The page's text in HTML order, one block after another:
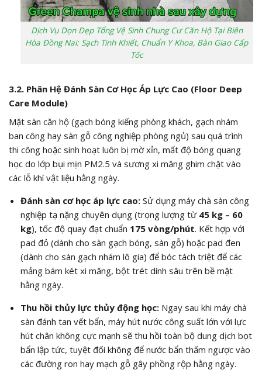
Dịch Vụ Dọn Dẹp Tổng Vệ Sinh Chung Cư Căn Hộ Tại Biên
Hòa Đồng Nai: Sạch Tinh Khiết, Chuẩn Y Khoa, Bàn Giao Cấp
Tốc
3.2. Phân Hệ Đánh Sàn Cơ Học Áp Lực Cao (Floor Deep
Care Module)
Mặt sàn căn hộ (gạch bóng kiếng phòng khách, gạch nhám
ban công hay sàn gỗ công nghiệp phòng ngủ) sau quá trình
thi công hoặc sinh hoạt luôn bị mờ xỉn, mất độ bóng quang
học do lớp bụi mịn PM2.5 và sương xi măng ghim chặt vào
các lỗ khí vật liệu hằng ngày.
Đánh sàn cơ học áp lực cao:Sử dụng máy chà sàn công
nghiệp tạ nặng chuyên dụng (trọng lượng từ 45 kg – 60
kg), tốc độ quay đạt chuẩn 175 vòng/phút. Kết hợp với
pad đỏ (dành cho sàn gạch bóng, sàn gỗ) hoặc pad đen
(dành cho sàn gạch nhám lô gia) để bóc tách triệt để các
mảng bám két xi măng, bột trét dính sâu trên bề mặt
hằng ngày.
Thu hồi thủy lực thủy động học:Ngay sau khi máy chà
sàn đánh tan vết bẩn, máy hút nước công suất lớn với lực
hút chân không cực mạnh sẽ thu hồi toàn bộ dung dịch bọt
bẩn lập tức, tuyệt đối không để nước bẩn thấm ngược vào
các đường ron hay mạch gỗ gây phồng rộp hằng ngày.